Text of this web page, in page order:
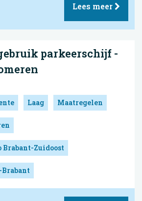
Lees meer
parkeerschijf -
Laag Maatregelen
Zuidoost